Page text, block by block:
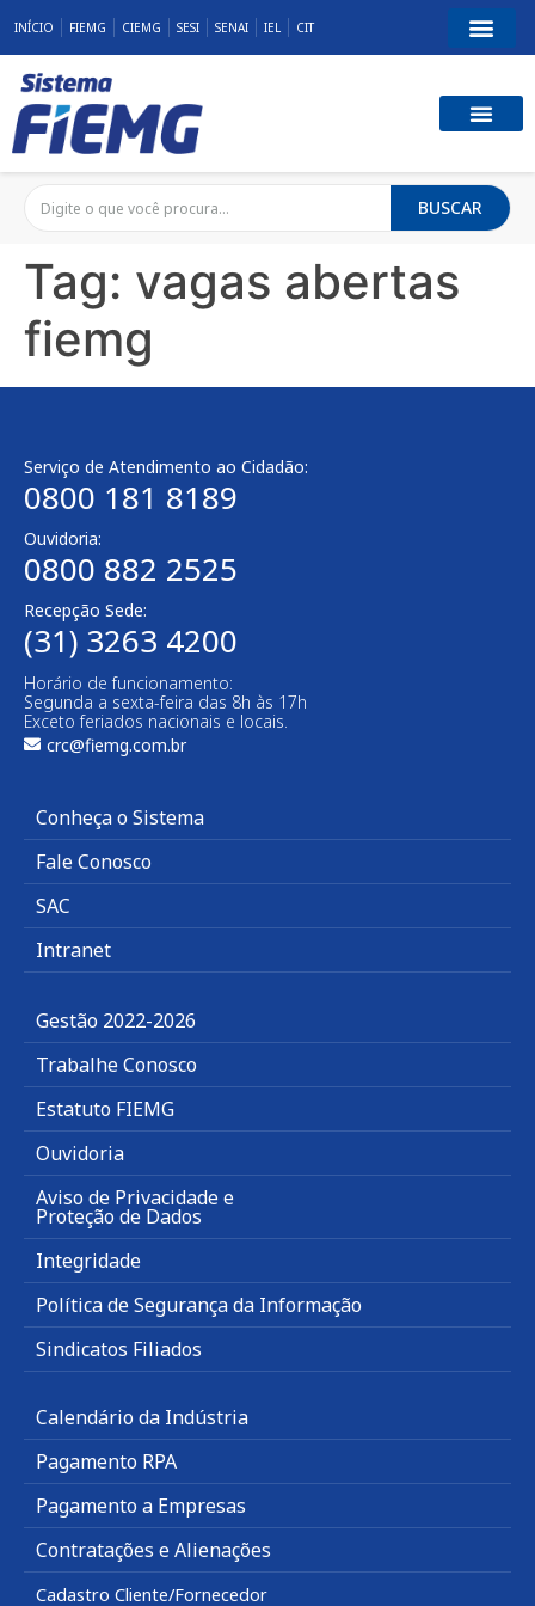
INÍCIO FIEMG CIEMG SESI SENAI IEL CIT
BUSCAR
Tag: vagas abertas
fiemg
Serviço de Atendimento ao Cidadão:
0800 181 8189
Ouvidoria:
0800 882 2525​
Recepção Sede:
(31) 3263 4200
Horário de funcionamento:
Segunda a sexta-feira das 8h às 17h
Exceto feriados nacionais e locais.
crc@fiemg.com.br
Conheça o Sistema
Fale Conosco
SAC
Intranet
Gestão 2022-2026
Trabalhe Conosco
Estatuto FIEMG
Ouvidoria
Aviso de Privacidade e
Proteção de Dados
Integridade
Política de Segurança da Informação
Sindicatos Filiados
Calendário da Indústria
Pagamento RPA
Pagamento a Empresas
Contratações e Alienações
Cadastro Cliente/Fornecedor